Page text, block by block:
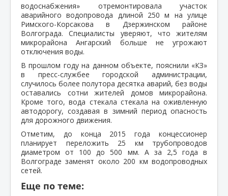
водоснабжения» отремонтировала участок
аварийного водопровода длиной 250 м на улице
Римского-Корсакова в Дзержинском районе
Волгограда. Специалисты уверяют, что жителям
микрорайона Ангарский больше не угрожают
отключения воды.
В прошлом году на данном объекте, пояснили «КЗ»
в пресс-службее городской администрации,
случилось более полутора десятка аварий, без воды
оставались сотни жителей домов микрорайона.
Кроме того, вода стекала стекала на оживленную
автодорогу, создавая в зимний период опасность
для дорожного движения.
Отметим, до конца 2015 года концессионер
планирует переложить 25 км трубопроводов
диаметром от 100 до 500 мм. А за 2,5 года в
Волгограде заменят около 200 км водопроводных
сетей.
Еще по теме: